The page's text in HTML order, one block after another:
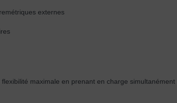
externes
flexibilité maximale en prenant en charge